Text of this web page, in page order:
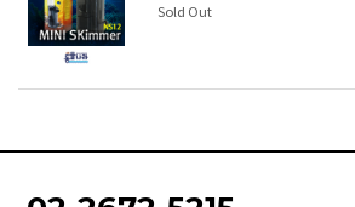
Sold Out